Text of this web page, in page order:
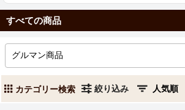
すべての商品
カテゴリー検索 絞り込み